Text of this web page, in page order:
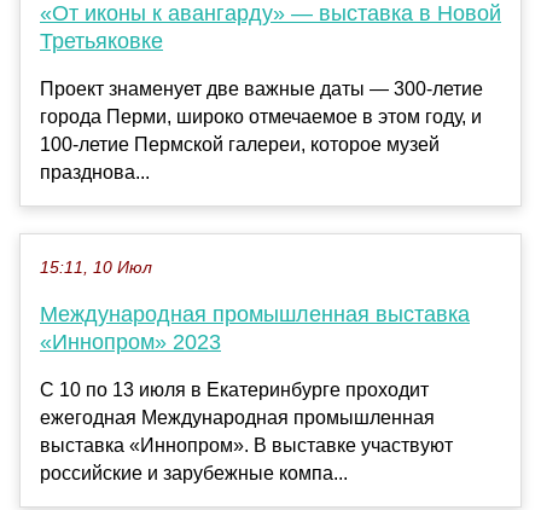
«От иконы к авангарду» — выставка в Новой
Третьяковке
Проект знаменует две важные даты — 300-летие
города Перми, широко отмечаемое в этом году, и
100-летие Пермской галереи, которое музей
празднова...
15:11, 10 Июл
Международная промышленная выставка
«Иннопром» 2023
С 10 по 13 июля в Екатеринбурге проходит
ежегодная Международная промышленная
выставка «Иннопром». В выставке участвуют
российские и зарубежные компа...